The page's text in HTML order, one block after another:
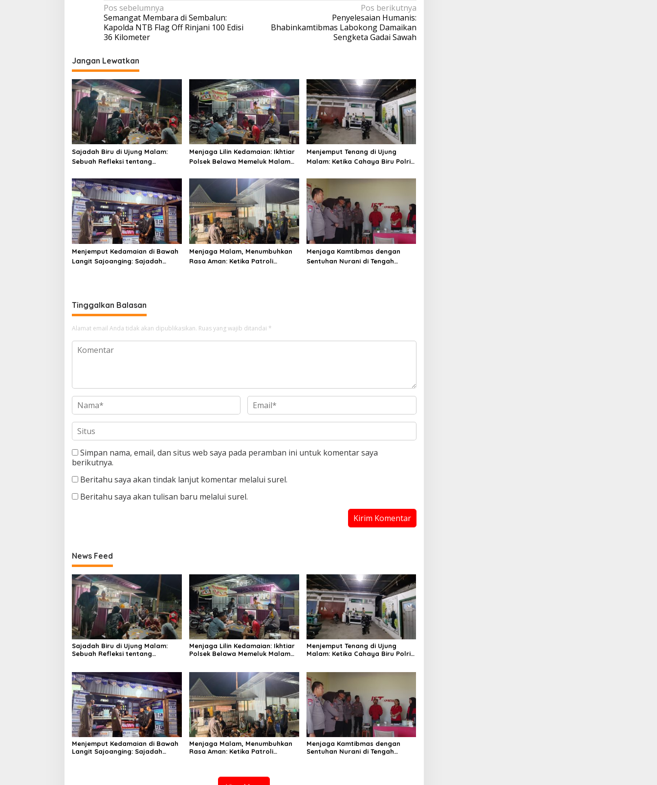
Navigasi
pos
Pos sebelumnya
Semangat Membara di Sembalun:
Kapolda NTB Flag Off Rinjani 100 Edisi
36 Kilometer
Pos berikutnya
Penyelesaian Humanis:
Bhabinkamtibmas Labokong Damaikan
Sengketa Gadai Sawah
Jangan Lewatkan
Sajadah Biru di Ujung Malam:
Sebuah Refleksi tentang
Menjaga Lilin Kedamaian: Ikhtiar
Polsek Belawa Memeluk Malam
Menjemput Tenang di Ujung
Malam: Ketika Cahaya Biru Polri
Warga Sabbangparu
Menjemput Kedamaian di Bawah
Langit Sajoanging: Sajadah
Menjaga Malam, Menumbuhkan
Rasa Aman: Ketika Patroli
Menjaga Kamtibmas dengan
Sentuhan Nurani di Tengah
Tinggalkan Balasan
Alamat email Anda tidak akan dipublikasikan. Ruas yang wajib ditandai *
Simpan nama, email, dan situs web saya pada peramban ini untuk komentar saya
berikutnya.
Beritahu saya akan tindak lanjut komentar melalui surel.
Beritahu saya akan tulisan baru melalui surel.
News Feed
Sajadah Biru di Ujung Malam:
Sebuah Refleksi tentang
Menjaga Lilin Kedamaian: Ikhtiar
Polsek Belawa Memeluk Malam
Menjemput Tenang di Ujung
Malam: Ketika Cahaya Biru Polri
Menjemput Kedamaian di Bawah
Langit Sajoanging: Sajadah
Menjaga Malam, Menumbuhkan
Rasa Aman: Ketika Patroli
Menjaga Kamtibmas dengan
Sentuhan Nurani di Tengah